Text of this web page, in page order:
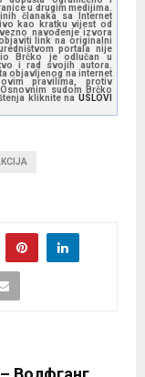
u drugim medijima.
članaka sa Internet
kao kratku vijest od
navođenje izvora
link na originalni
portala nije
Brčko je odlučan u
i rad svojih autora.
objavljenog na internet
ovim pravilima, protiv
sudom Brčko
kliknite na USLOVI